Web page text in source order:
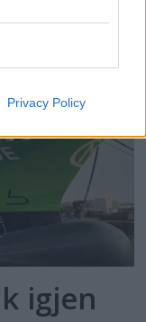
Privacy Policy
igjen